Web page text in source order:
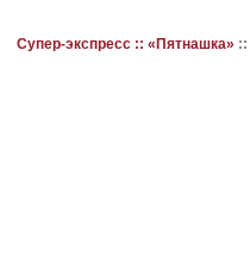
Супер-экспресс :: «Пятнашка» ::